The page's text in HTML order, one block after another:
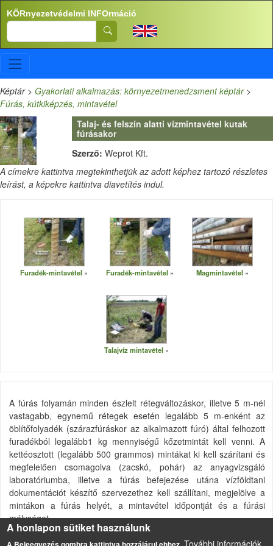
Ugrás a tartalomra
KÖRnyezetvédelmi INFOrmáció
Search
Képtár> Gyakorlati alkalmazás: környezetmenedzsment képtár>
Fúrás, kútkiképzés, mintavétel
Talaj- és felszín alatti vízmintavétel kutak
fúrásakor
Szerző: Weprot Kft.
A címekre kattintva megtekinthetjük az adott képhez tartozó részletes
leírást, a képekre kattintva diavetítés indul.
Furadék-mintavétel Furadék-mintavétel Magmintavétel
Talajvíz mintavétel
A fúrás folyamán minden észlelt rétegváltozáskor, illetve 5 m-nél
vastagabb, egynemű rétegek esetén legalább 5 m-enként az
öblítőfolyadék (szárazfúráskor az alkalmazott fúró) által felhozott
furadékból legalább1 kg mennyiségű kőzetmintát kell venni. A
kettéosztott (legalább 500 grammos) mintákat ki kell szárítani és
megfelelően csomagolva (zacskó, pohár) az anyagvizsgáló
laboratóriumba, illetve a fúrás befejezése utána vízföldtani
dokumentációt készítő szervezethez kell szállítani, megjelölve a
mintákon a fúrás helyét, a mintavétel időpontját és a fúrási
mélységet.
Forrás
A honlapon sütiket használunk
További információk